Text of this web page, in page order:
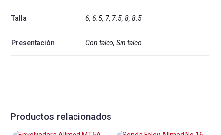
Talla 6, 6.5, 7, 7.5, 8, 8.5
Presentación Con talco, Sin talco
Productos relacionados